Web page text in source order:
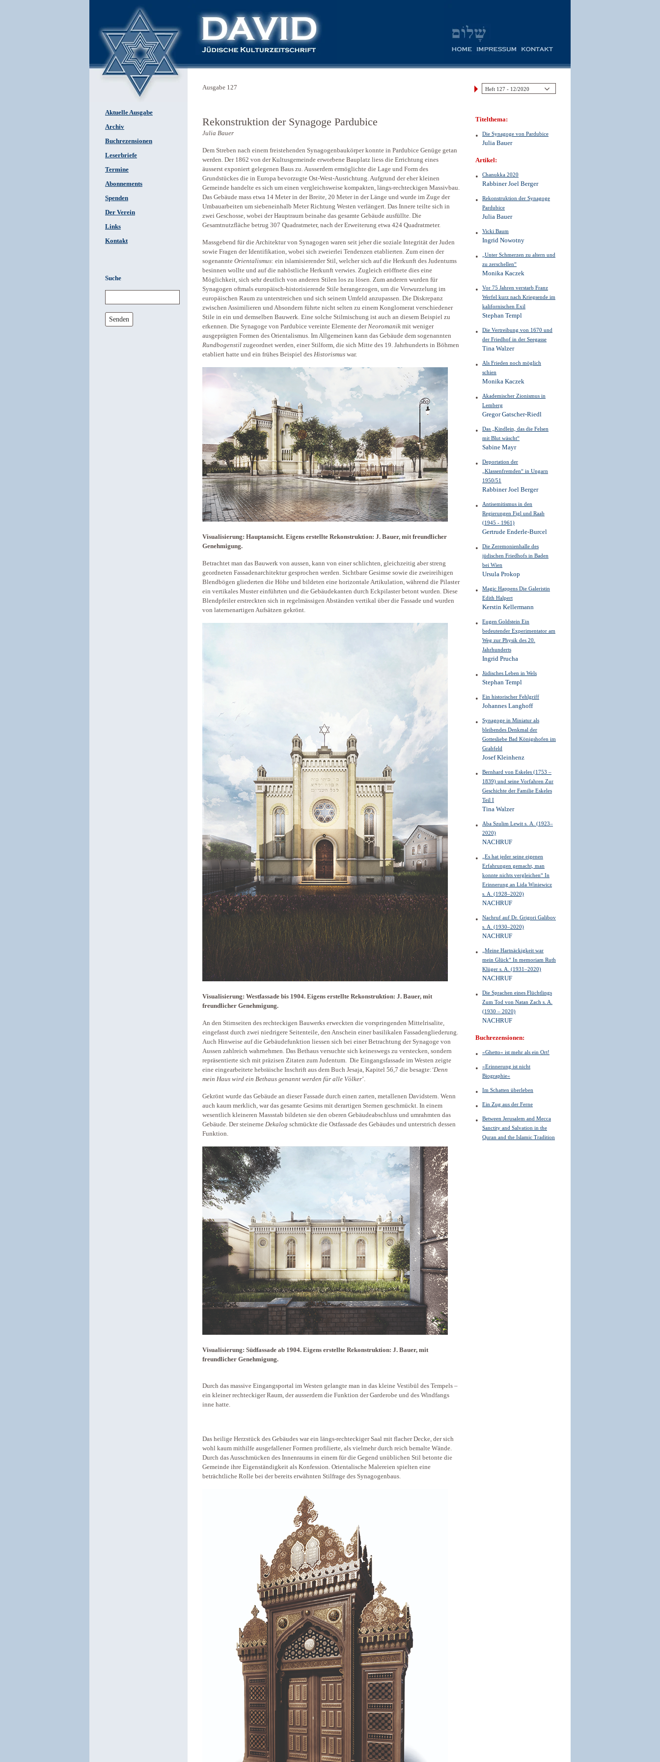
Aktuelle Ausgabe
Archiv
Buchrezensionen
Leserbriefe
Termine
Abonnements
Spenden
Der Verein
Links
Kontakt
Suche
Senden
Ausgabe 127
Rekonstruktion der Synagoge Pardubice
Julia Bauer
Dem Streben nach einem freistehenden Synagogenbaukörper konnte in Pardubice Genüge getan
werden. Der 1862 von der Kultusgemeinde erworbene Bauplatz liess die Errichtung eines
äusserst exponiert gelegenen Baus zu. Ausserdem ermöglichte die Lage und Form des
Grundstückes die in Europa bevorzugte Ost-West-Ausrichtung. Aufgrund der eher kleinen
Gemeinde handelte es sich um einen vergleichsweise kompakten, längs-rechteckigen Massivbau.
Das Gebäude mass etwa 14 Meter in der Breite, 20 Meter in der Länge und wurde im Zuge der
Umbauarbeiten um siebeneinhalb Meter Richtung Westen verlängert. Das Innere teilte sich in
zwei Geschosse, wobei der Hauptraum beinahe das gesamte Gebäude ausfüllte. Die
Gesamtnutzfläche betrug 307 Quadratmeter, nach der Erweiterung etwa 424 Quadratmeter.
Massgebend für die Architektur von Synagogen waren seit jeher die soziale Integrität der Juden
sowie Fragen der Identifikation, wobei sich zweierlei Tendenzen etablierten. Zum einen der
sogenannte Orientalismus: ein islamisierender Stil, welcher sich auf die Herkunft des Judentums
besinnen wollte und auf die nahöstliche Herkunft verwies. Zugleich eröffnete dies eine
Möglichkeit, sich sehr deutlich von anderen Stilen los zu lösen. Zum anderen wurden für
Synagogen oftmals europäisch-historisierende Stile herangezogen, um die Verwurzelung im
europäischen Raum zu unterstreichen und sich seinem Umfeld anzupassen. Die Diskrepanz
zwischen Assimilieren und Absondern führte nicht selten zu einem Konglomerat verschiedener
Stile in ein und demselben Bauwerk. Eine solche Stilmischung ist auch an diesem Beispiel zu
erkennen. Die Synagoge von Pardubice vereinte Elemente derNeoromanik mit weniger
ausgeprägten Formen des Orientalismus. Im Allgemeinen kann das Gebäude dem sogenannten
Rundbogenstil zugeordnet werden, einer Stilform, die sich Mitte des 19. Jahrhunderts in Böhmen
etabliert hatte und ein frühes Beispiel des Historismus war.
Visualisierung: Hauptansicht. Eigens erstellte Rekonstruktion: J. Bauer, mit freundlicher
Genehmigung.
Betrachtet man das Bauwerk von aussen, kann von einer schlichten, gleichzeitig aber streng
geordneten Fassadenarchitektur gesprochen werden. Sichtbare Gesimse sowie die zweireihigen
Blendbögen gliederten die Höhe und bildeten eine horizontale Artikulation, während die Pilaster
ein vertikales Muster einführten und die Gebäudekanten durch Eckpilaster betont wurden. Diese
Blendpfeiler erstreckten sich in regelmässigen Abständen vertikal über die Fassade und wurden
von laternenartigen Aufsätzen gekrönt.
Visualisierung: Westfassade bis 1904. Eigens erstellte Rekonstruktion: J. Bauer, mit
freundlicher Genehmigung.
An den Stirnseiten des rechteckigen Bauwerks erweckten die vorspringenden Mittelrisalite,
eingefasst durch zwei niedrigere Seitenteile, den Anschein einer basilikalen Fassadengliederung.
Auch Hinweise auf die Gebäudefunktion liessen sich bei einer Betrachtung der Synagoge von
Aussen zahlreich wahrnehmen. Das Bethaus versuchte sich keineswegs zu verstecken, sondern
repräsentierte sich mit präzisen Zitaten zum Judentum. Die Eingangsfassade im Westen zeigte
eine eingearbeitete hebräische Inschrift aus dem Buch Jesaja, Kapitel 56,7 die besagte: ‘Denn
mein Haus wird ein Bethaus genannt werden für alle Völker’.
Gekrönt wurde das Gebäude an dieser Fassade durch einen zarten, metallenen Davidstern. Wenn
auch kaum merklich, war das gesamte Gesims mit derartigen Sternen geschmückt. In einem
wesentlich kleineren Massstab bildeten sie den oberen Gebäudeabschluss und umrahmten das
Gebäude. Der steinerne Dekalog schmückte die Ostfassade des Gebäudes und unterstrich dessen
Funktion.
Visualisierung: Südfassade ab 1904. Eigens erstellte Rekonstruktion: J. Bauer, mit
freundlicher Genehmigung.
Durch das massive Eingangsportal im Westen gelangte man in das kleine Vestibül des Tempels –
ein kleiner rechteckiger Raum, der ausserdem die Funktion der Garderobe und des Windfangs
inne hatte.
Das heilige Herzstück des Gebäudes war ein längs-rechteckiger Saal mit flacher Decke, der sich
wohl kaum mithilfe ausgefallener Formen profilierte, als vielmehr durch reich bemalte Wände.
Durch das Ausschmücken des Innenraums in einem für die Gegend unüblichen Stil betonte die
Gemeinde ihre Eigenständigkeit als Konfession. Orientalische Malereien spielten eine
beträchtliche Rolle bei der bereits erwähnten Stilfrage des Synagogenbaus.
Titelthema:
Die Synagoge von Pardubice
Julia Bauer
Artikel:
Chanukka 2020
Rabbiner Joel Berger
Rekonstruktion der Synagoge
Pardubice
Julia Bauer
Vicki Baum
Ingrid Nowotny
„Unter Schmerzen zu altern und
zu zerschellen“
Monika Kaczek
Vor 75 Jahren verstarb Franz
Werfel kurz nach Kriegsende im
kalifornischen Exil
Stephan Templ
Die Vertreibung von 1670 und
der Friedhof in der Seegasse
Tina Walzer
Als Frieden noch möglich
schien
Monika Kaczek
Akademischer Zionismus in
Lemberg
Gregor Gatscher-Riedl
Das „Kindlein, das die Felsen
mit Blut wäscht“
Sabine Mayr
Deportation der
„Klassenfremden“ in Ungarn
1950/51
Rabbiner Joel Berger
Antisemitismus in den
Regierungen Figl und Raab
(1945 - 1961)
Gertrude Enderle-Burcel
Die Zeremonienhalle des
jüdischen Friedhofs in Baden
bei Wien
Ursula Prokop
Magic Happens Die Galeristin
Edith Halpert
Kerstin Kellermann
Eugen Goldstein Ein
bedeutender Experimentator am
Weg zur Physik des 20.
Jahrhunderts
Ingrid Prucha
Jüdisches Leben in Wels
Stephan Templ
Ein historischer Fehlgriff
Johannes Langhoff
Synagoge in Miniatur als
bleibendes Denkmal der
Gottesliebe Bad Königshofen im
Grabfeld
Josef Kleinhenz
Bernhard von Eskeles (1753 –
1839) und seine Vorfahren Zur
Geschichte der Familie Eskeles
Teil I
Tina Walzer
Aba Szulim Lewit s. A. (1923–
2020)
NACHRUF
„Es hat jeder seine eigenen
Erfahrungen gemacht, man
konnte nichts vergleichen“ In
Erinnerung an Lida Winiewicz
s. A. (1928–2020)
NACHRUF
Nachruf auf Dr. Grigori Galibov
s. A. (1930–2020)
NACHRUF
„Meine Hartnäckigkeit war
mein Glück“ In memoriam Ruth
Klüger s. A. (1931–2020)
NACHRUF
Die Sprachen eines Flüchtlings
Zum Tod von Natan Zach s. A.
(1930 – 2020)
NACHRUF
Buchrezensionen:
»Ghetto« ist mehr als ein Ort!
»Erinnerung ist nicht
Biographie«
Im Schatten überleben
Ein Zug aus der Ferne
Between Jerusalem and Mecca
Sanctity and Salvation in the
Quran and the Islamic Tradition